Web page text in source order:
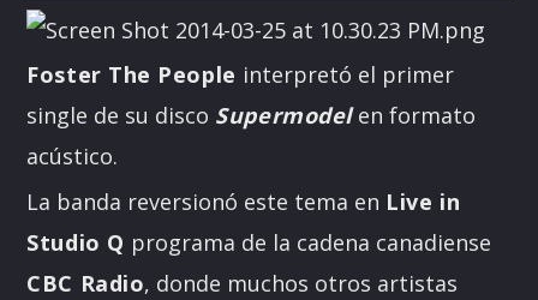
Foster The People interpretó el primer
single de su disco Supermodel en formato
acústico.
La banda reversionó este tema en Live in
Studio Q programa de la cadena canadiense
CBC Radio, donde muchos otros artistas